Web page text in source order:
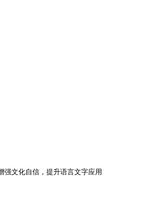
强文化自信，提升语言文字应用